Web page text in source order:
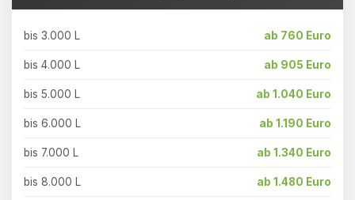
bis 3.000 L ab 760 Euro
bis 4.000 L ab 905 Euro
bis 5.000 L ab 1.040 Euro
bis 6.000 L ab 1.190 Euro
bis 7.000 L ab 1.340 Euro
bis 8.000 L ab 1.480 Euro